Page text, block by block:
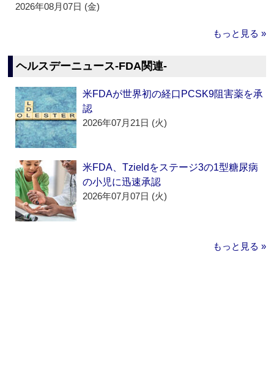
2026年08月07日 (金)
もっと見る »
ヘルスデーニュース‐FDA関連‐
米FDAが世界初の経口PCSK9阻害薬を承
認
2026年07月21日 (火)
米FDA、Tzieldをステージ3の1型糖尿病
の小児に迅速承認
2026年07月07日 (火)
もっと見る »